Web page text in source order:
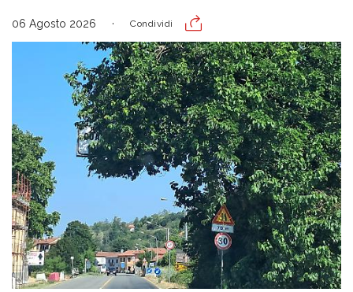
06 Agosto 2026 Condividi